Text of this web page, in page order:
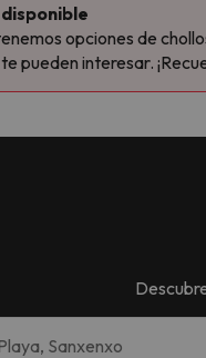
opciones de
pueden interesar.